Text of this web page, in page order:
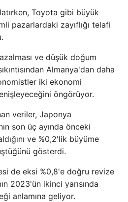
Toyota gibi büyük
pazarlardaki zayıflığı telafi
ve düşük doğum
Almanya'dan daha
iki ekonomi
öngörüyor.
veriler, Japonya
son üç ayında önceki
ve %0,2'lik büyüme
gösterdi.
de eksi %0,8'e doğru revize
2023'ün ikinci yarısında
anlamına geliyor.